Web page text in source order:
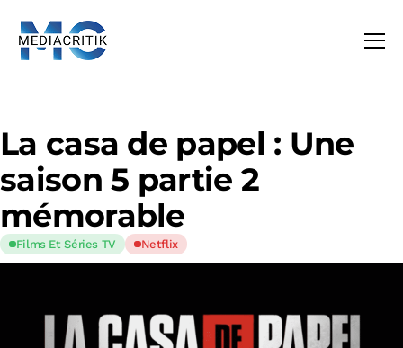
La casa de papel : Une
saison 5 partie 2
mémorable
Films Et Séries TV Netflix